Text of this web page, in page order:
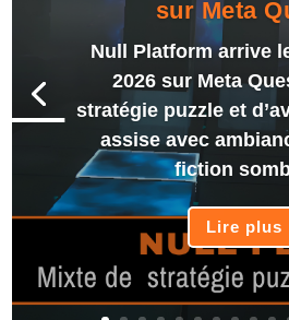
sur Meta
Null Platform arrive
2026 sur Meta
stratégie puzzle et
assise avec
fiction
Lire plus